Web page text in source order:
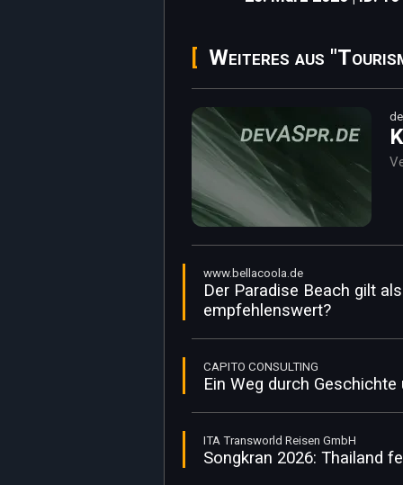
Weiteres aus
www.bellacoola.de
Der Paradise Beach gilt
empfehlenswert?
CAPITO CONSULTING
Ein Weg durch
ITA Transworld Reisen GmbH
Songkran 2026: Thailand